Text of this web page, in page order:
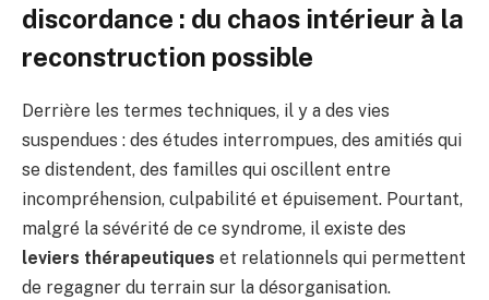
discordance : du chaos intérieur à la
reconstruction possible
Derrière les termes techniques, il y a des vies
suspendues : des études interrompues, des amitiés qui
se distendent, des familles qui oscillent entre
incompréhension, culpabilité et épuisement. Pourtant,
malgré la sévérité de ce syndrome, il existe des
leviers thérapeutiques et relationnels qui permettent
de regagner du terrain sur la désorganisation.